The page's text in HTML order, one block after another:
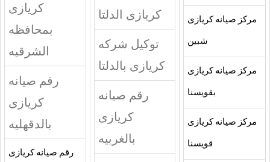
مركز صيانه كريازى
شبين
مركز صيانه كريازى
بقويسنا
مركز صيانه كريازى
قويسنا
كريازى الدلتا
توكيل شركه
كريازى بالدلتا
رقم صيانه
كريازى
بالغربيه
كريازى
بمحافظه
الشرقيه
رقم صيانه
كريازى
بالدقهليه
رقم صيانه كريازى